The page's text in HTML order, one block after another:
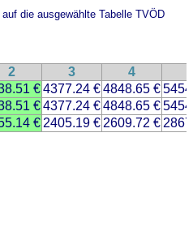
die ausgewählte Tabelle TVÖD
2 3 4
€4377.24 €4848.65 €
€4377.24 €4848.65 €
€ 2405.19 € 2609.72 €